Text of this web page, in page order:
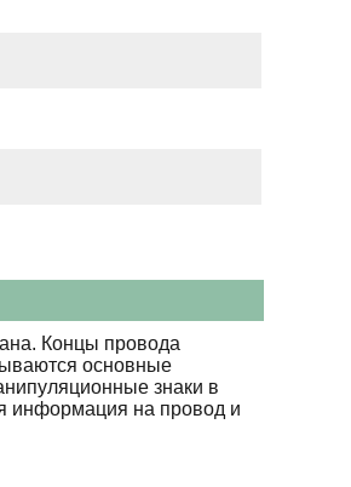
Концы провода
основные
знаки в
информация на провод и